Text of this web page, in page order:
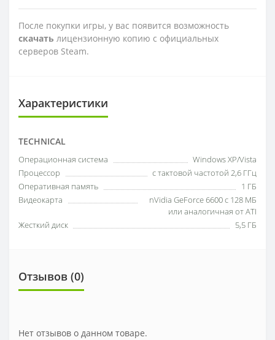
После покупки игры, у вас появится возможность
скачать лицензионную копию с официальных
серверов Steam.
Характеристики
TECHNICAL
Операционная система
Windows XP/Vista
Процессор
с тактовой частотой 2,6 ГГц
Оперативная память
1 ГБ
Видеокарта
nVidia GeForce 6600 с 128 МБ
или аналогичная от ATI
Жесткий диск
5,5 ГБ
Отзывов (0)
Нет отзывов о данном товаре.